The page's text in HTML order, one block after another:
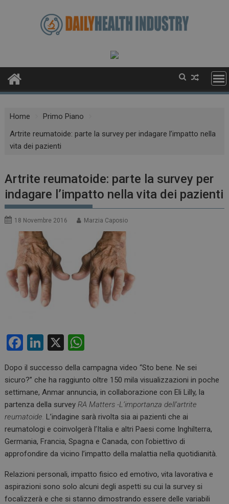
Home
Primo Piano
Artrite reumatoide: parte la survey per indagare l’impatto nella
vita dei pazienti
Artrite reumatoide: parte la survey per
indagare l’impatto nella vita dei pazienti
18 Novembre 2016 Marzia Caposio
F
ce
b
o
o
k
Li
ke
dI
n
X
at
s
A
p
p
Dopo il successo della campagna video “Sto bene. Ne sei
sicuro?” che ha raggiunto oltre 150 mila visualizzazioni in poche
settimane, Anmar annuncia, in collaborazione con Eli Lilly, la
partenza della surveyRA Matters -L’importanza dell’artrite
reumatoide.L’indagine sarà rivolta sia ai pazienti che ai
reumatologi e coinvolgerà l’Italia e altri Paesi come Inghilterra,
Germania, Francia, Spagna e Canada, con l’obiettivo di
approfondire da vicino l’impatto della malattia nella quotidianità.
Relazioni personali, impatto fisico ed emotivo, vita lavorativa e
aspirazioni sono solo alcuni degli aspetti su cui la survey si
focalizzerà e che si stanno dimostrando essere delle variabili